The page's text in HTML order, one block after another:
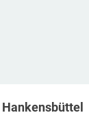
Hankensbüttel